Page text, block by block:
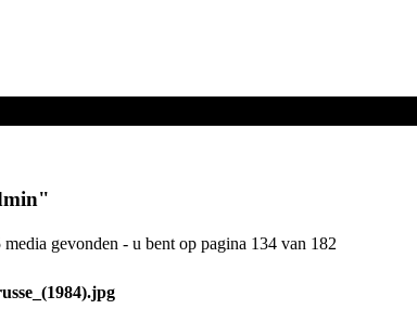
"
media gevonden - u bent op pagina 134 van 182